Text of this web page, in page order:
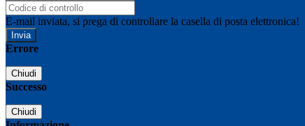
E-mail inviata, si prega di controllare la casella di posta elettronica!
Errore
Chiudi
Successo
Chiudi